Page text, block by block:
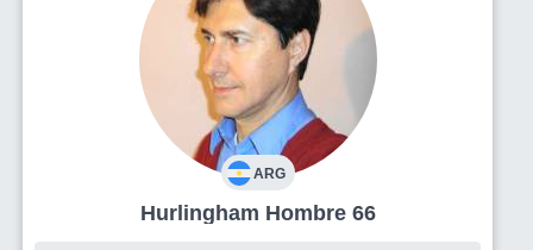
ARG
Hurlingham Hombre 66